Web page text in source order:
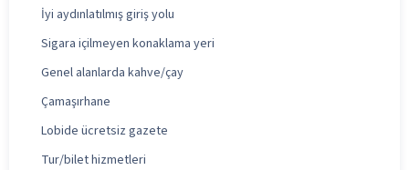
İyi aydınlatılmış giriş yolu
Sigara içilmeyen konaklama yeri
Genel alanlarda kahve/çay
Çamaşırhane
Lobide ücretsiz gazete
Tur/bilet hizmetleri